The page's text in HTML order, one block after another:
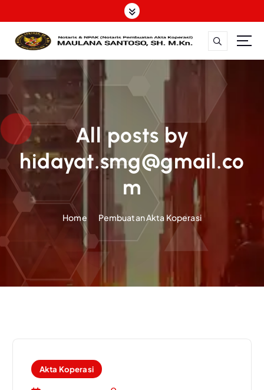
k
t
t
e
t
All posts by
hidayat.smg@gmail.co
m
Home Pembuatan Akta Koperasi
Akta Koperasi